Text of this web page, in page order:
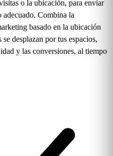
o la ubicación, para enviar
adecuado. Combina la
basado en la ubicación
desplazan por tus espacios,
y las conversiones, al tiempo